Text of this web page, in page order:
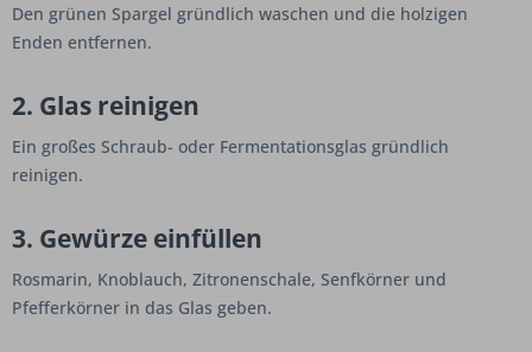
Den grünen Spargel gründlich waschen und die holzigen
Enden entfernen.
2. Glas reinigen
Ein großes Schraub- oder Fermentationsglas gründlich
reinigen.
3. Gewürze einfüllen
Rosmarin, Knoblauch, Zitronenschale, Senfkörner und
Pfefferkörner in das Glas geben.